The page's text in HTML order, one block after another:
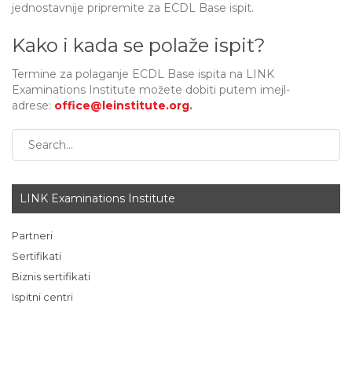
jednostavnije pripremite za ECDL Base ispit.
Kako i kada se polaže ispit?
Termine za polaganje ECDL Base ispita na LINK
Examinations Institute možete dobiti putem imejl-
adrese: office@leinstitute.org.
LINK Examinations Institute
Partneri
Sertifikati
Biznis sertifikati
Ispitni centri